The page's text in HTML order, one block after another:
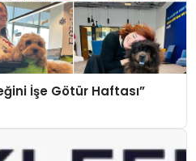
İşe Götür Haftası”